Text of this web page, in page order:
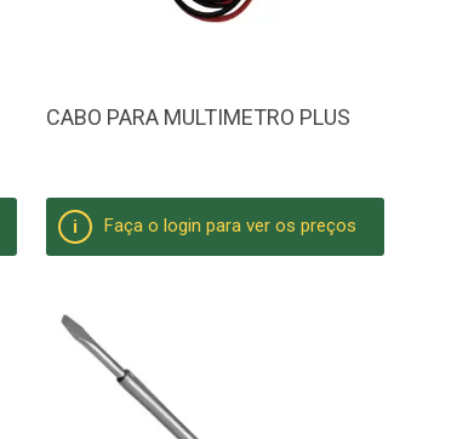
CABO PARA MULTIMETRO PLUS
i Faça o login para ver os preços